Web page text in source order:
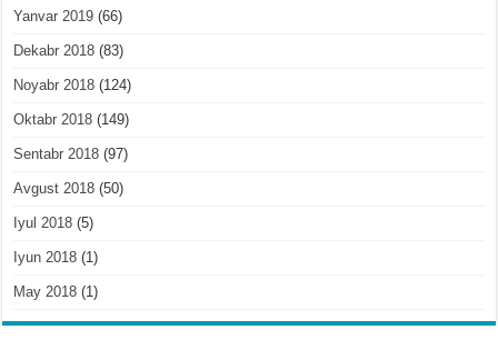
Yanvar 2019 (66)
Dekabr 2018 (83)
Noyabr 2018 (124)
Oktabr 2018 (149)
Sentabr 2018 (97)
Avgust 2018 (50)
Iyul 2018 (5)
Iyun 2018 (1)
May 2018 (1)